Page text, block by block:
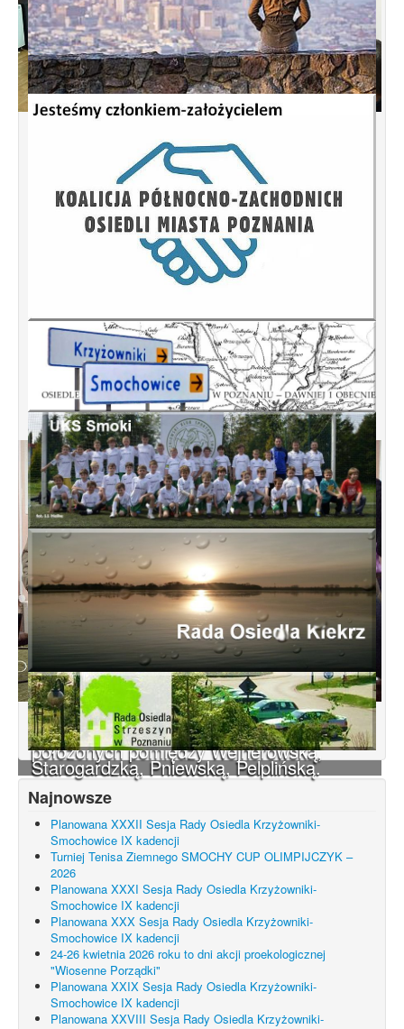
budowy ulic Łebska, Łagowska,
Kociewska, Żukowska
Konsultacje dotyczące terenu
Smochowice Południe w rejonie ulic
położonych pomiędzy Wejherowską,
Starogardzką, Pniewską, Pelplińską.
Najnowsze
Planowana XXXII Sesja Rady Osiedla Krzyżowniki-
Smochowice IX kadencji
Turniej Tenisa Ziemnego SMOCHY CUP OLIMPIJCZYK –
2026
Planowana XXXI Sesja Rady Osiedla Krzyżowniki-
Smochowice IX kadencji
Planowana XXX Sesja Rady Osiedla Krzyżowniki-
Smochowice IX kadencji
24-26 kwietnia 2026 roku to dni akcji proekologicznej
"Wiosenne Porządki"
Planowana XXIX Sesja Rady Osiedla Krzyżowniki-
Smochowice IX kadencji
Planowana XXVIII Sesja Rady Osiedla Krzyżowniki-